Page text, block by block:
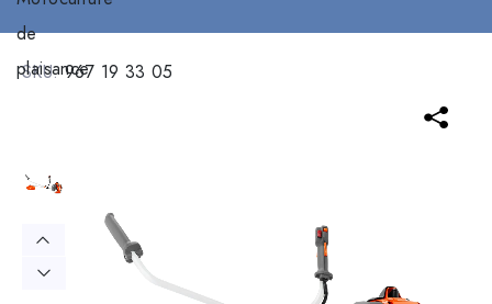
SKU:967 19 33 05